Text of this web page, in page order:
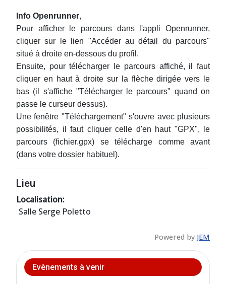
Info Openrunner,
Pour afficher le parcours dans l'appli Openrunner,
cliquer sur le lien "Accéder au détail du parcours"
situé à droite en-dessous du profil.
Ensuite, pour télécharger le parcours affiché, il faut
cliquer en haut à droite sur la flèche dirigée vers le
bas (il s'affiche "Télécharger le parcours" quand on
passe le curseur dessus).
Une fenêtre "Téléchargement" s'ouvre avec plusieurs
possibilités, il faut cliquer celle d'en haut "GPX", le
parcours (fichier.gpx) se télécharge comme avant
(dans votre dossier habituel).
Lieu
Localisation:
Salle Serge Poletto
Powered by JEM
Evènements à venir